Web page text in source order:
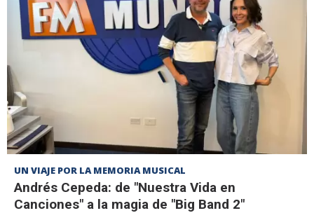
UN VIAJE POR LA MEMORIA MUSICAL
Andrés Cepeda: de "Nuestra Vida en
Canciones" a la magia de "Big Band 2"